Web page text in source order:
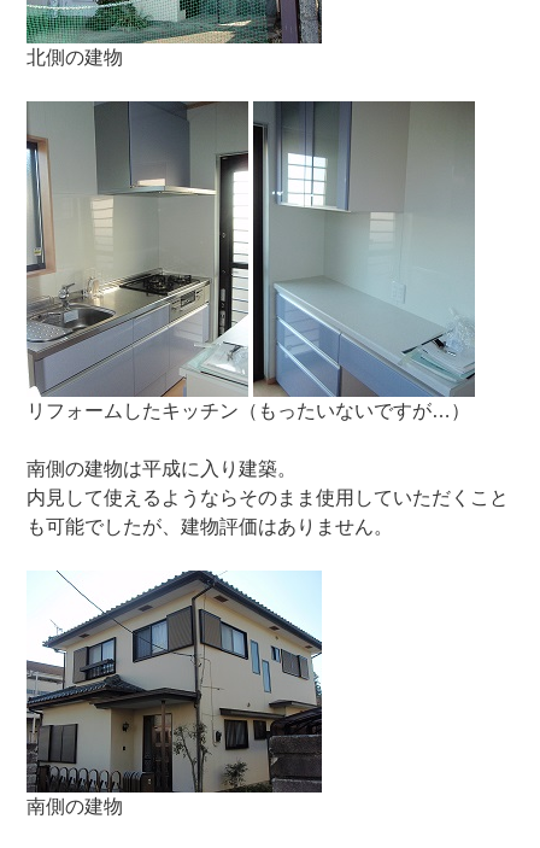
北側の建物
リフォームしたキッチン（もったいないですが…）
南側の建物は平成に入り建築。
内見して使えるようならそのまま使用していただくこと
も可能でしたが、建物評価はありません。
南側の建物